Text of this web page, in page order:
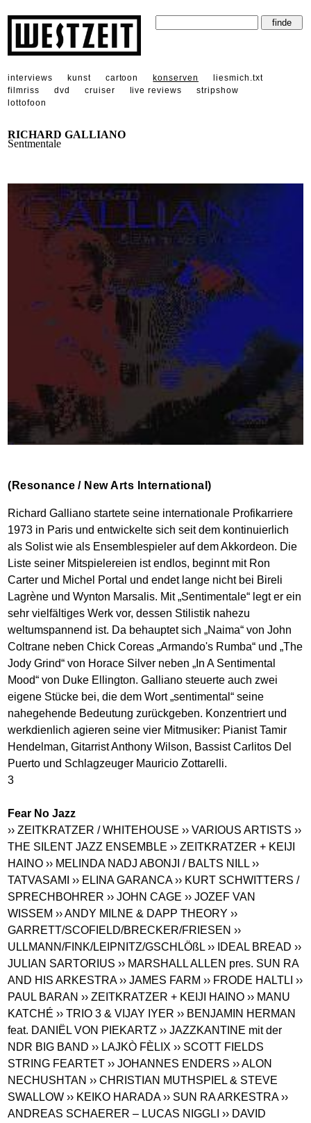
interviews kunst cartoon konserven
liesmich.txt
filmriss
dvd cruiser live reviews
stripshow
lottofoon
RICHARD GALLIANO
Sentmentale
(Resonance / New Arts International)
Richard Galliano startete seine internationale Profikarriere
1973 in Paris und entwickelte sich seit dem kontinuierlich
als Solist wie als Ensemblespieler auf dem Akkordeon. Die
Liste seiner Mitspielereien ist endlos, beginnt mit Ron
Carter und Michel Portal und endet lange nicht bei Bireli
Lagrène und Wynton Marsalis. Mit „Sentimentale“ legt er ein
sehr vielfältiges Werk vor, dessen Stilistik nahezu
weltumspannend ist. Da behauptet sich „Naima“ von John
Coltrane neben Chick Coreas „Armando's Rumba“ und „The
Jody Grind“ von Horace Silver neben „In A Sentimental
Mood“ von Duke Ellington. Galliano steuerte auch zwei
eigene Stücke bei, die dem Wort „sentimental“ seine
nahegehende Bedeutung zurückgeben. Konzentriert und
werkdienlich agieren seine vier Mitmusiker: Pianist Tamir
Hendelman, Gitarrist Anthony Wilson, Bassist Carlitos Del
Puerto und Schlagzeuger Mauricio Zottarelli.
3
Fear No Jazz
›› ZEITKRATZER / WHITEHOUSE ›› VARIOUS ARTISTS ››
THE SILENT JAZZ ENSEMBLE ›› ZEITKRATZER + KEIJI
HAINO ›› MELINDA NADJ ABONJI / BALTS NILL ››
TATVASAMI
›› ELINA GARANCA ›› KURT SCHWITTERS /
SPRECHBOHRER ›› JOHN CAGE ›› JOZEF VAN
WISSEM ›› ANDY MILNE & DAPP THEORY ››
GARRETT/SCOFIELD/BRECKER/FRIESEN ››
ULLMANN/FINK/LEIPNITZ/GSCHLÖßL ›› IDEAL BREAD ››
JULIAN SARTORIUS ›› MARSHALL ALLEN pres. SUN RA
AND HIS ARKESTRA ›› JAMES FARM ›› FRODE HALTLI ››
PAUL BARAN ›› ZEITKRATZER + KEIJI HAINO ›› MANU
KATCHÉ ›› TRIO 3 & VIJAY IYER ›› BENJAMIN HERMAN
feat. DANIËL VON PIEKARTZ ›› JAZZKANTINE mit der
NDR BIG BAND ›› LAJKÒ FÈLIX ›› SCOTT FIELDS
STRING FEARTET ›› JOHANNES ENDERS ›› ALON
NECHUSHTAN ›› CHRISTIAN MUTHSPIEL & STEVE
SWALLOW ›› KEIKO HARADA ›› SUN RA ARKESTRA ››
ANDREAS SCHAERER – LUCAS NIGGLI ›› DAVID